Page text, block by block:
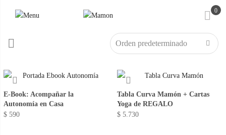
0
E-Book: Acompañar la
Autonomía en Casa
$ 590
Tabla Curva Mamón + Cartas
Yoga de REGALO
$ 5.730